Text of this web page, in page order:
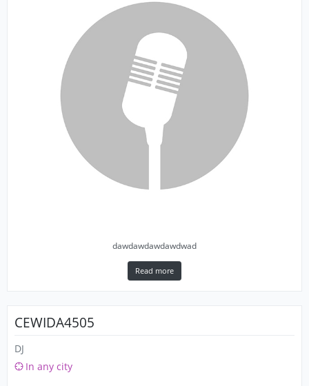
dawdawdawdawdwad
Read more
CEWIDA4505
DJ
In any city